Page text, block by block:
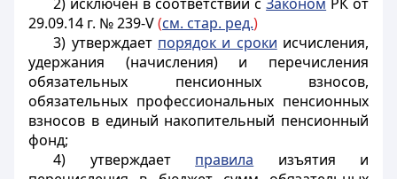
29.09.14 г. № 239-V(см. стар. ред.)
3) утверждает порядок и сроки исчисления,
удержания (начисления) и перечисления
обязательных пенсионных взносов,
обязательных профессиональных пенсионных
взносов в единый накопительный пенсионный
фонд;
4) утверждает правила изъятия и